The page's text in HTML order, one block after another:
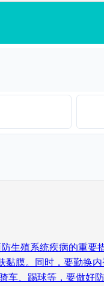
生殖系统疾病的重
膜。同时，要勤换
、踢球等，要做好